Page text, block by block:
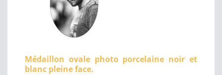
Médaillon ovale photo porcelaine noir et
blanc pleine face.